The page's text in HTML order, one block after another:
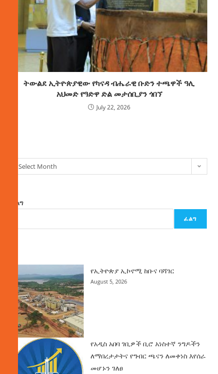
ትውልደ ኢትዮጵያዊው የካናዳ ብሔራዊ ቡድን ተጫዋች ዓሊ
አህመድ የዓድዋ ድል መታሰቢያን ጎበኘ
July 22, 2026
Select Month
ፈልግ
ፈልግ
የኢትዮጵያ ኢኮኖሚ ከቡና ባሻገር
August 5, 2026
የአዲስ አበባ ገቢዎች ቢሮ አነስተኛ ንግዶችን
ለማበረታታትና የግብር ጫናን ለመቀነስ እየሰራ
መሆኑን ገለፀ